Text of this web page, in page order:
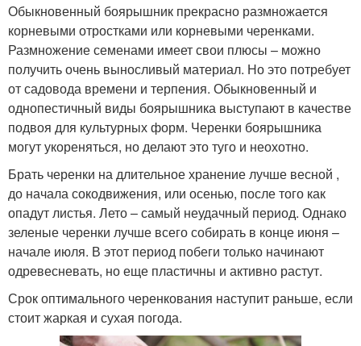
Обыкновенный боярышник прекрасно размножается
корневыми отростками или корневыми черенками.
Размножение семенами имеет свои плюсы – можно
получить очень выносливый материал. Но это потребует
от садовода времени и терпения. Обыкновенный и
однопестичный виды боярышника выступают в качестве
подвоя для культурных форм. Черенки боярышника
могут укореняться, но делают это туго и неохотно.
Брать черенки на длительное хранение лучше весной ,
до начала сокодвижения, или осенью, после того как
опадут листья. Лето – самый неудачный период. Однако
зеленые черенки лучше всего собирать в конце июня –
начале июля. В этот период побеги только начинают
одревесневать, но еще пластичны и активно растут.
Срок оптимального черенкования наступит раньше, если
стоит жаркая и сухая погода.